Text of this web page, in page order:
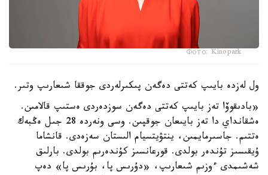
Фото: Kinopark
ول لەزدە بايىپ كەتتى دەگەن پىكىرلەردى جوققا شىعارىپ وتىر.
«بادىقوۆا تەز بايىپ كەتتى دەگەن سوزدەردى ەستىپ قالامىن.
ەشقانداي دا تەز بايىعان جوقپىن. وسى ونەردە 28 جىل ەڭبەك
ەتتىم. جاسىرمايمىن، ينتۋيتسيام الىستان سەزەدى. قانشاما
ۇيقىسىز تۇندەر بولدى. قورعانسىز كۇندەرىم بولدى. بارلىق
شەشىمدى ءوزىم شىعارىپ، «دۇرىس پا، بۇرىس پا» دەپ